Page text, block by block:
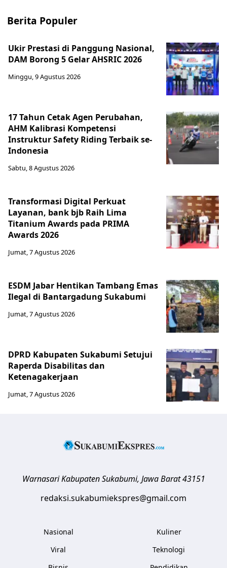
Berita Populer
Ukir Prestasi di Panggung Nasional,
DAM Borong 5 Gelar AHSRIC 2026
Minggu, 9 Agustus 2026
17 Tahun Cetak Agen Perubahan,
AHM Kalibrasi Kompetensi
Instruktur Safety Riding Terbaik se-
Indonesia
Sabtu, 8 Agustus 2026
Transformasi Digital Perkuat
Layanan, bank bjb Raih Lima
Titanium Awards pada PRIMA
Awards 2026
Jumat, 7 Agustus 2026
ESDM Jabar Hentikan Tambang Emas
Ilegal di Bantargadung Sukabumi
Jumat, 7 Agustus 2026
DPRD Kabupaten Sukabumi Setujui
Raperda Disabilitas dan
Ketenagakerjaan
Jumat, 7 Agustus 2026
Warnasari Kabupaten Sukabumi, Jawa Barat 43151
redaksi.sukabumiekspres@gmail.com
Nasional
Viral
Kuliner
Teknologi